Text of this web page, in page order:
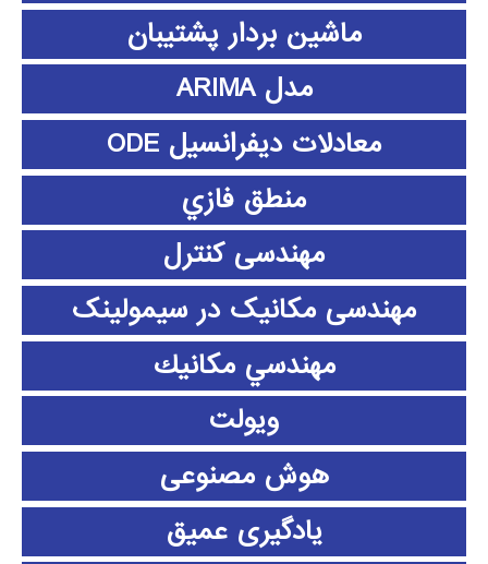
ماشین بردار پشتیبان
مدل ARIMA
معادلات دیفرانسیل ODE
منطق فازي
مهندسی کنترل
مهندسی مکانیک در سیمولینک
مهندسي مكانيك
ویولت
هوش مصنوعی
یادگیری عمیق